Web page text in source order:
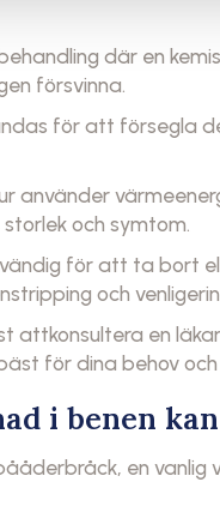
där en
försvinna.
för att försegla
använder
och symtom.
för att ta bort
och
attkonsultera en
för dina behov
i benen
en vanlig